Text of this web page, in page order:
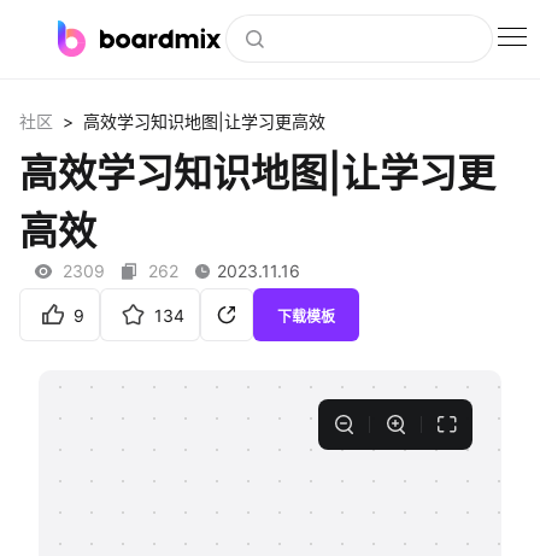
社区资源
会员
企业服务
客户案例
支持
帮助中心
社区 > 高效学习知识地图|让学习更高效
高效学习知识地图|让学习更
高效
2309 262 2023.11.16
9 134 下载模板